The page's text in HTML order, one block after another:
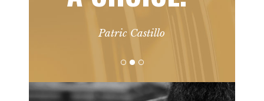
Patric Castillo